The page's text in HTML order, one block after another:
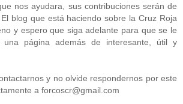
nos ayudara, sus contribuciones serán de
blog que está haciendo sobre la Cruz Roja
y espero que siga adelante para que se le
una página además de interesante, útil y
y no olvide respondernos por este
a forcoscr@gmail.com